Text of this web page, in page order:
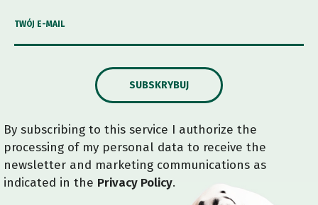
TWÓJ E-MAIL
SUBSKRYBUJ
By subscribing to this service I authorize the
processing of my personal data to receive the
newsletter and marketing communications as
indicated in the Privacy Policy.